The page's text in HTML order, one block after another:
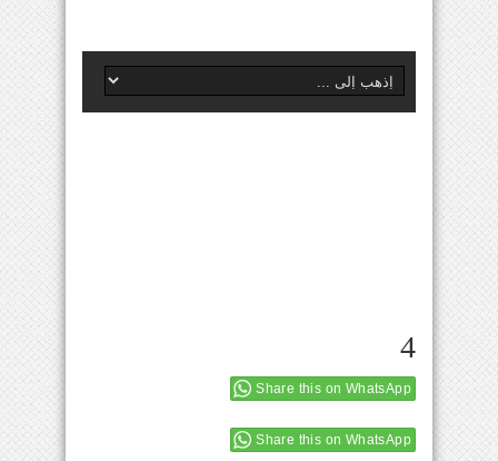
4
Share this on WhatsApp
Share this on WhatsApp